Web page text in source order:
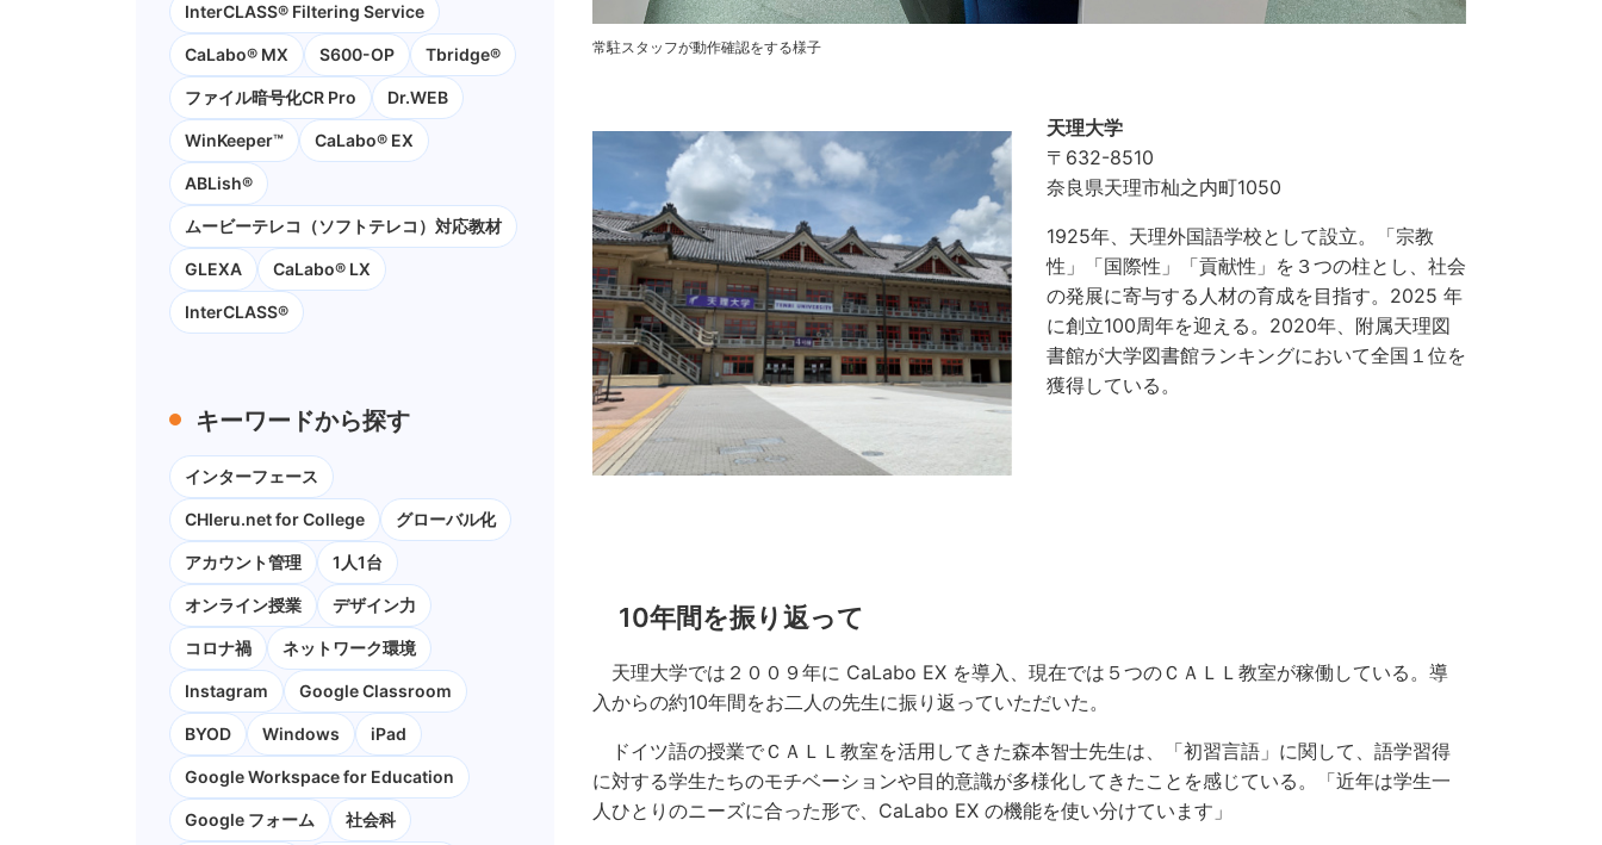
常駐スタッフが動作確認をする様子
天理大学
〒632-8510
奈良県天理市杣之内町1050
1925年、天理外国語学校として設立。「宗教
性」「国際性」「貢献性」を３つの柱とし、社会
の発展に寄与する人材の育成を目指す。2025 年
に創立100周年を迎える。2020年、附属天理図
書館が大学図書館ランキングにおいて全国１位を
獲得している。
10年間を振り返って
天理大学では２００９年に CaLabo EX を導入、現在では５つのＣＡＬＬ教室が稼働している。導
入からの約10年間をお二人の先生に振り返っていただいた。
ドイツ語の授業でＣＡＬＬ教室を活用してきた森本智士先生は、「初習言語」に関して、語学習得
に対する学生たちのモチベーションや目的意識が多様化してきたことを感じている。「近年は学生一
人ひとりのニーズに合った形で、CaLabo EX の機能を使い分けています」
InterCLASS®︎ Filtering Service
CaLabo® MX S600-OP Tbridge®
ファイル暗号化CR Pro Dr.WEB
WinKeeper™ CaLabo® EX
ABLish®
ムービーテレコ（ソフトテレコ）対応教材
GLEXA CaLabo® LX
InterCLASS®
キーワードから探す
インターフェース
CHIeru.net for College グローバル化
アカウント管理 1人1台
オンライン授業 デザイン力
コロナ禍 ネットワーク環境
Instagram Google Classroom
BYOD Windows iPad
Google Workspace for Education
Google フォーム 社会科